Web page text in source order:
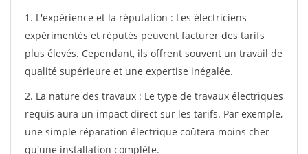
1. L'expérience et la réputation : Les électriciens
expérimentés et réputés peuvent facturer des tarifs
plus élevés. Cependant, ils offrent souvent un travail de
qualité supérieure et une expertise inégalée.
2. La nature des travaux : Le type de travaux électriques
requis aura un impact direct sur les tarifs. Par exemple,
une simple réparation électrique coûtera moins cher
qu'une installation complète.